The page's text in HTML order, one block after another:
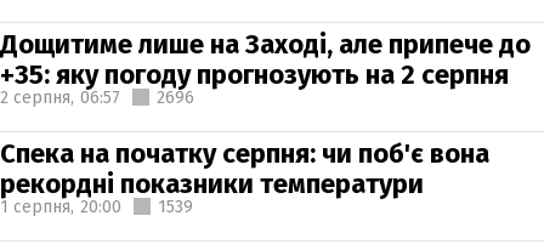
Дощитиме лише на Заході, але припече до
+35: яку погоду прогнозують на 2 серпня
2 серпня, 06:57 2696
Спека на початку серпня: чи поб'є вона
рекордні показники температури
1 серпня, 20:00 1539